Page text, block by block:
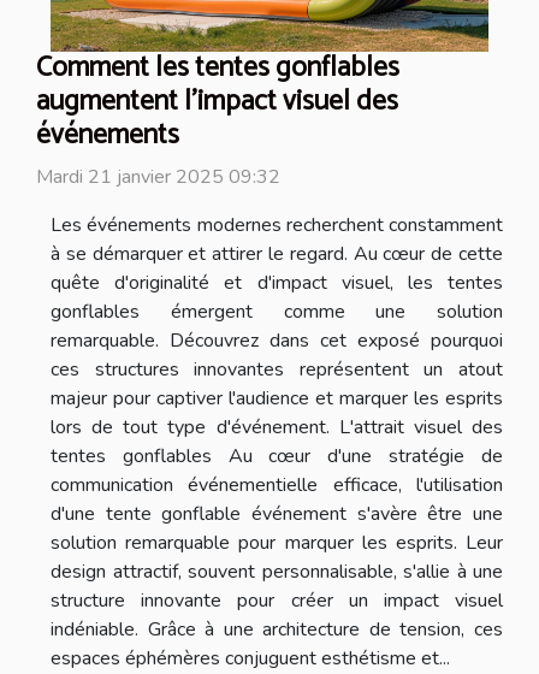
Comment les tentes gonflables
augmentent l'impact visuel des
événements
Mardi 21 janvier 2025 09:32
Les événements modernes recherchent constamment
à se démarquer et attirer le regard. Au cœur de cette
quête d'originalité et d'impact visuel, les tentes
gonflables émergent comme une solution
remarquable. Découvrez dans cet exposé pourquoi
ces structures innovantes représentent un atout
majeur pour captiver l'audience et marquer les esprits
lors de tout type d'événement. L'attrait visuel des
tentes gonflables Au cœur d'une stratégie de
communication événementielle efficace, l'utilisation
d'une tente gonflable événement s'avère être une
solution remarquable pour marquer les esprits. Leur
design attractif, souvent personnalisable, s'allie à une
structure innovante pour créer un impact visuel
indéniable. Grâce à une architecture de tension, ces
espaces éphémères conjuguent esthétisme et...